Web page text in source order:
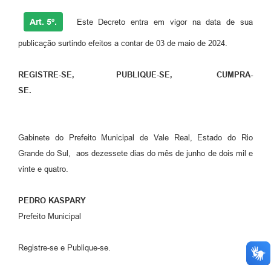
Art. 5º. Este Decreto entra em vigor na data de sua
publicação surtindo efeitos a contar de 03 de maio de 2024.
REGISTRE-SE, PUBLIQUE-SE, CUMPRA-
SE.
Gabinete do Prefeito Municipal de Vale Real, Estado do Rio
Grande do Sul, aos dezessete dias do mês de junho de dois mil e
vinte e quatro.
PEDRO KASPARY
Prefeito Municipal
Registre-se e Publique-se.